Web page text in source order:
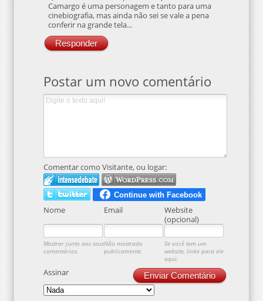
Camargo é uma personagem e tanto para uma
cinebiografia, mas ainda não sei se vale a pena
conferir na grande tela...
Responder
Postar um novo comentário
Comentar como Visitante, ou logar:
Nome Email
Website
(opcional)
Mostrar junto aos seus
comentários.
Não mostrado
publicamente.
Se você tem um
website, linke para ele
aqui.
Enviar Comentário
Assinar